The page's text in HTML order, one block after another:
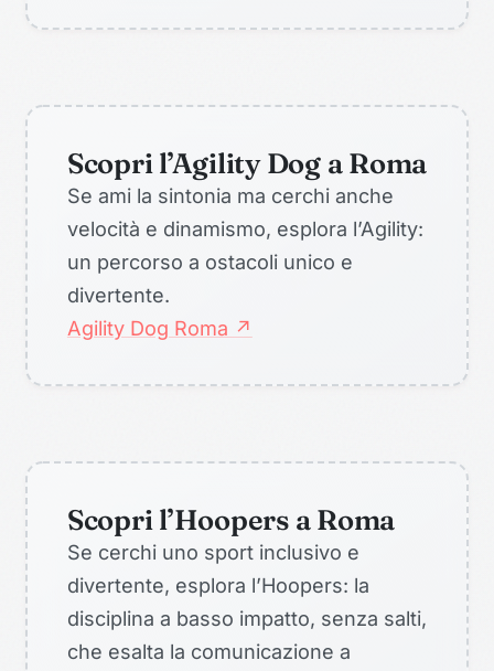
Scopri l’Agility Dog a Roma
Se ami la sintonia ma cerchi anche
velocità e dinamismo, esplora l’Agility:
un percorso a ostacoli unico e
divertente.
Agility Dog Roma ↗
Scopri l’Hoopers a Roma
Se cerchi uno sport inclusivo e
divertente, esplora l’Hoopers: la
disciplina a basso impatto, senza salti,
che esalta la comunicazione a